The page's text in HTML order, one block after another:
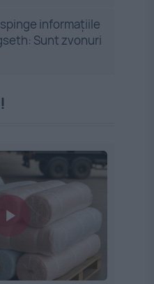
informațiile
Sunt zvonuri